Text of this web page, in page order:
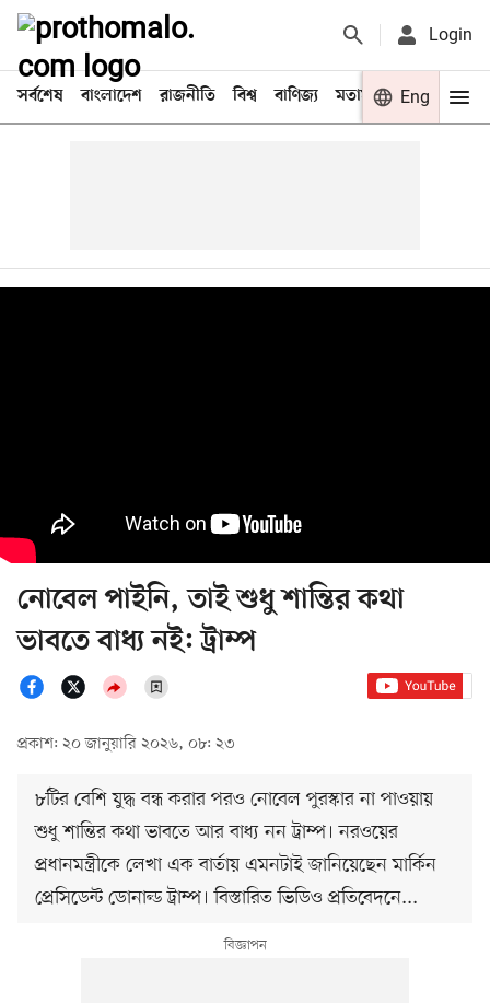
Login
সর্বশেষ বাংলাদেশ রাজনীতি বিশ্ব বাণিজ্য মতামত খেলা
Eng
নোবেল পাইনি, তাই শুধু শান্তির কথা
ভাবতে বাধ্য নই: ট্রাম্প
প্রকাশ: ২০ জানুয়ারি ২০২৬, ০৮: ২৩
৮টির বেশি যুদ্ধ বন্ধ করার পরও নোবেল পুরস্কার না পাওয়ায়
শুধু শান্তির কথা ভাবতে আর বাধ্য নন ট্রাম্প। নরওয়ের
প্রধানমন্ত্রীকে লেখা এক বার্তায় এমনটাই জানিয়েছেন মার্কিন
প্রেসিডেন্ট ডোনাল্ড ট্রাম্প। বিস্তারিত ভিডিও প্রতিবেদনে...